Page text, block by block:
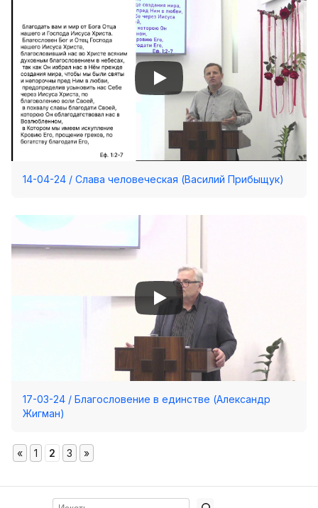
14-04-24 / Слава человеческая (Василий Прибыщук)
17-03-24 / Благословение в единстве (Александр
Жигман)
« 1 2 3 »
Поиск